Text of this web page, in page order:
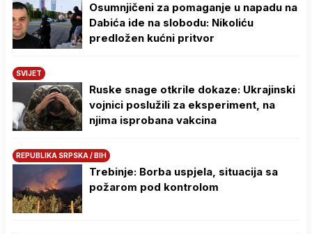
Osumnjičeni za pomaganje u napadu na
Dabića ide na slobodu: Nikoliću
predložen kućni pritvor
SVIJET
Ruske snage otkrile dokaze: Ukrajinski
vojnici poslužili za eksperiment, na
njima isprobana vakcina
REPUBLIKA SRPSKA / BIH
Trebinje: Borba uspjela, situacija sa
požarom pod kontrolom